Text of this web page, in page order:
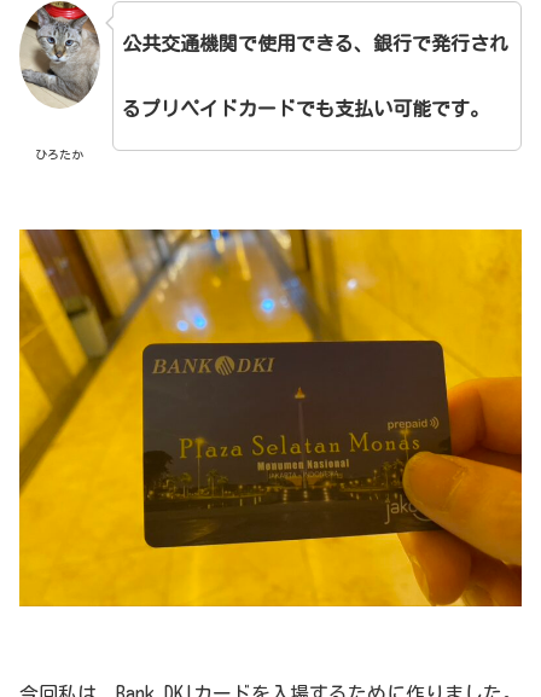
ひろたか
公共交通機関で使用できる、銀行で発行され
るプリペイドカードでも支払い可能です。
今回私は、Bank DKIカードを入場するために作りました。